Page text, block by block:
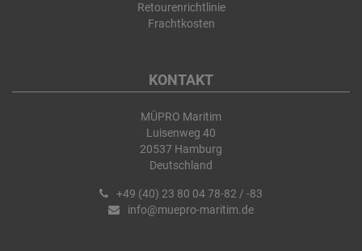
Retourenrichtlinie
Frachtkosten
KONTAKT
MÜPRO Maritim
Luisenweg 40
20537 Hamburg
Deutschland
+49 (40) 23 80 04 78-82 / -83
info@muepro-maritim.de